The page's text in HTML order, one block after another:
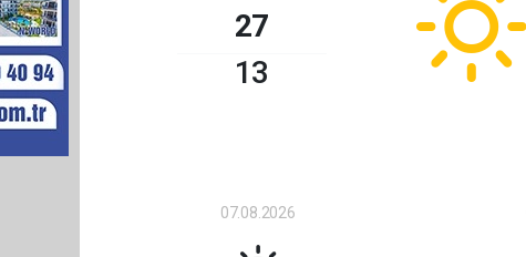
27
13
07.08.2026